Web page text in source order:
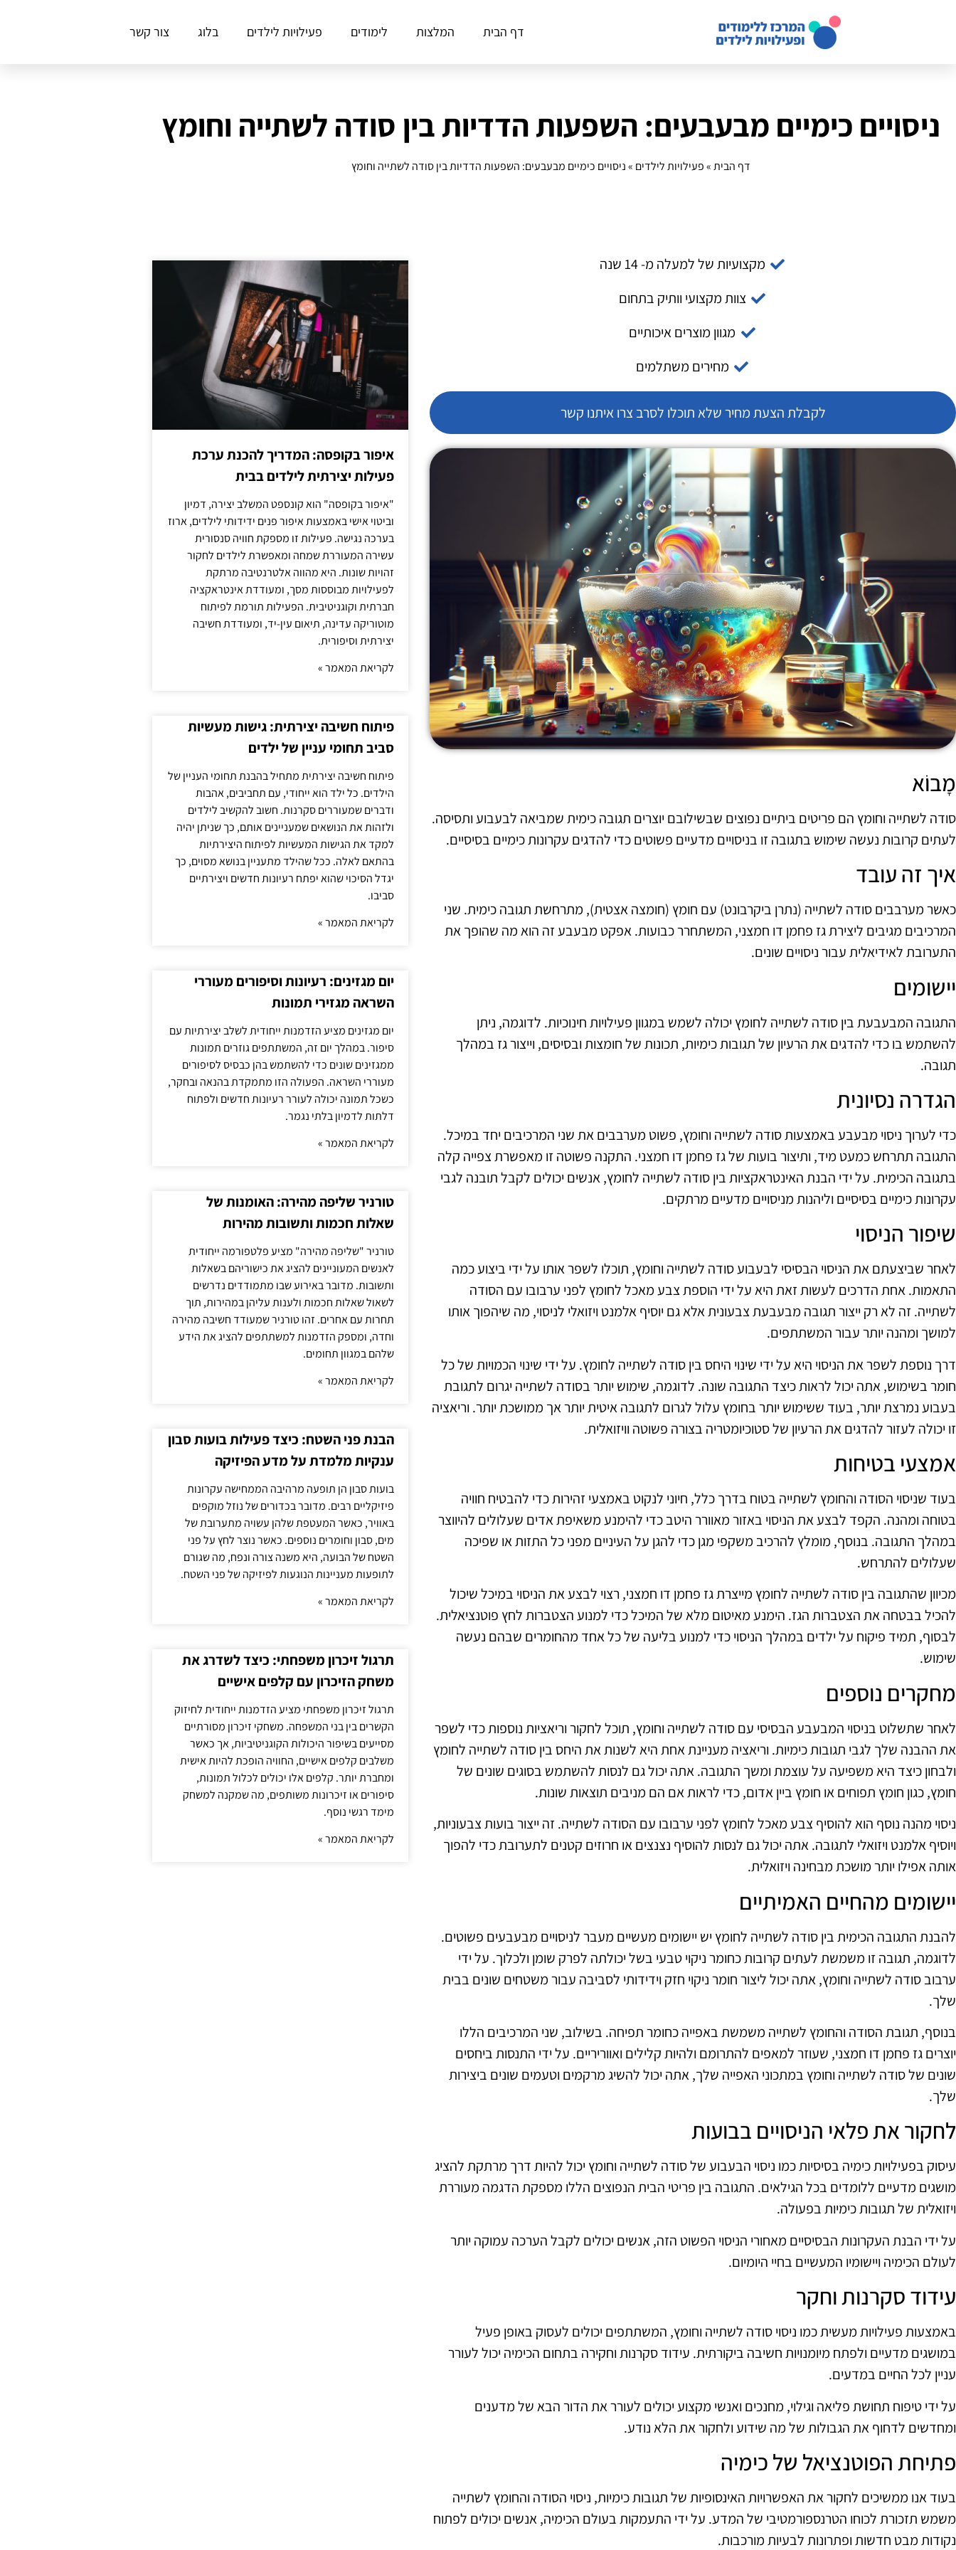
דף הבית המלצות לימודים פעילויות לילדים בלוג צור קשר
ניסויים כימיים מבעבעים: השפעות הדדיות בין סודה לשתייה וחומץ
דף הבית»פעילויות לילדים »ניסויים כימיים מבעבעים: השפעות הדדיות בין סודה לשתייה וחומץ
מקצועיות של למעלה מ- 14 שנה
צוות מקצועי וותיק בתחום
מגוון מוצרים איכותיים
מחירים משתלמים
לקבלת הצעת מחיר שלא תוכלו לסרב צרו איתנו קשר
מָבוֹא
סודה לשתייה וחומץ הם פריטים ביתיים נפוצים שבשילובם יוצרים תגובה כימית שמביאה לבעבוע ותסיסה.
לעתים קרובות נעשה שימוש בתגובה זו בניסויים מדעיים פשוטים כדי להדגים עקרונות כימיים בסיסיים.
איך זה עובד
כאשר מערבבים סודה לשתייה (נתרן ביקרבונט) עם חומץ (חומצה אצטית), מתרחשת תגובה כימית. שני
המרכיבים מגיבים ליצירת גז פחמן דו חמצני, המשתחרר כבועות. אפקט מבעבע זה הוא מה שהופך את
התערובת לאידיאלית עבור ניסויים שונים.
יישומים
התגובה המבעבעת בין סודה לשתייה לחומץ יכולה לשמש במגוון פעילויות חינוכיות. לדוגמה, ניתן
להשתמש בו כדי להדגים את הרעיון של תגובות כימיות, תכונות של חומצות ובסיסים, וייצור גז במהלך
תגובה.
הגדרה נסיונית
כדי לערוך ניסוי מבעבע באמצעות סודה לשתייה וחומץ, פשוט מערבבים את שני המרכיבים יחד במיכל.
התגובה תתרחש כמעט מיד, ותיצור בועות של גז פחמן דו חמצני. התקנה פשוטה זו מאפשרת צפייה קלה
בתגובה הכימית. על ידי הבנת האינטראקציות בין סודה לשתייה לחומץ, אנשים יכולים לקבל תובנה לגבי
עקרונות כימיים בסיסיים וליהנות מניסויים מדעיים מרתקים.
שיפור הניסוי
לאחר שביצעתם את הניסוי הבסיסי לבעבוע סודה לשתייה וחומץ, תוכלו לשפר אותו על ידי ביצוע כמה
התאמות. אחת הדרכים לעשות זאת היא על ידי הוספת צבע מאכל לחומץ לפני ערבובו עם הסודה
לשתייה. זה לא רק ייצור תגובה מבעבעת צבעונית אלא גם יוסיף אלמנט ויזואלי לניסוי, מה שיהפוך אותו
למושך ומהנה יותר עבור המשתתפים.
דרך נוספת לשפר את הניסוי היא על ידי שינוי היחס בין סודה לשתייה לחומץ. על ידי שינוי הכמויות של כל
חומר בשימוש, אתה יכול לראות כיצד התגובה שונה. לדוגמה, שימוש יותר בסודה לשתייה יגרום לתגובת
בעבוע נמרצת יותר, בעוד ששימוש יותר בחומץ עלול לגרום לתגובה איטית יותר אך ממושכת יותר. וריאציה
זו יכולה לעזור להדגים את הרעיון של סטוכיומטריה בצורה פשוטה וויזואלית.
אמצעי בטיחות
בעוד שניסוי הסודה והחומץ לשתייה בטוח בדרך כלל, חיוני לנקוט באמצעי זהירות כדי להבטיח חוויה
בטוחה ומהנה. הקפד לבצע את הניסוי באזור מאוורר היטב כדי להימנע משאיפת אדים שעלולים להיווצר
במהלך התגובה. בנוסף, מומלץ להרכיב משקפי מגן כדי להגן על העיניים מפני כל התזות או שפיכה
שעלולים להתרחש.
מכיוון שהתגובה בין סודה לשתייה לחומץ מייצרת גז פחמן דו חמצני, רצוי לבצע את הניסוי במיכל שיכול
להכיל בבטחה את הצטברות הגז. הימנע מאיטום מלא של המיכל כדי למנוע הצטברות לחץ פוטנציאלית.
לבסוף, תמיד פיקוח על ילדים במהלך הניסוי כדי למנוע בליעה של כל אחד מהחומרים שבהם נעשה
שימוש.
מחקרים נוספים
לאחר שתשלוט בניסוי המבעבע הבסיסי עם סודה לשתייה וחומץ, תוכל לחקור וריאציות נוספות כדי לשפר
את ההבנה שלך לגבי תגובות כימיות. וריאציה מעניינת אחת היא לשנות את היחס בין סודה לשתייה לחומץ
ולבחון כיצד היא משפיעה על עוצמת ומשך התגובה. אתה יכול גם לנסות להשתמש בסוגים שונים של
חומץ, כגון חומץ תפוחים או חומץ ביין אדום, כדי לראות אם הם מניבים תוצאות שונות.
ניסוי מהנה נוסף הוא להוסיף צבע מאכל לחומץ לפני ערבובו עם הסודה לשתייה. זה ייצור בועות צבעוניות,
ויוסיף אלמנט ויזואלי לתגובה. אתה יכול גם לנסות להוסיף נצנצים או חרוזים קטנים לתערובת כדי להפוך
אותה אפילו יותר מושכת מבחינה ויזואלית.
יישומים מהחיים האמיתיים
להבנת התגובה הכימית בין סודה לשתייה לחומץ יש יישומים מעשיים מעבר לניסויים מבעבעים פשוטים.
לדוגמה, תגובה זו משמשת לעתים קרובות כחומר ניקוי טבעי בשל יכולתה לפרק שומן ולכלוך. על ידי
ערבוב סודה לשתייה וחומץ, אתה יכול ליצור חומר ניקוי חזק וידידותי לסביבה עבור משטחים שונים בבית
שלך.
בנוסף, תגובת הסודה והחומץ לשתייה משמשת באפייה כחומר תפיחה. בשילוב, שני המרכיבים הללו
יוצרים גז פחמן דו חמצני, שעוזר למאפים להתרומם ולהיות קלילים ואווריריים. על ידי התנסות ביחסים
שונים של סודה לשתייה וחומץ במתכוני האפייה שלך, אתה יכול להשיג מרקמים וטעמים שונים ביצירות
שלך.
לחקור את פלאי הניסויים בבועות
עיסוק בפעילויות כימיה בסיסיות כמו ניסוי הבעבוע של סודה לשתייה וחומץ יכול להיות דרך מרתקת להציג
מושגים מדעיים ללומדים בכל הגילאים. התגובה בין פריטי הבית הנפוצים הללו מספקת הדגמה מעוררת
ויזואלית של תגובות כימיות בפעולה.
על ידי הבנת העקרונות הבסיסיים מאחורי הניסוי הפשוט הזה, אנשים יכולים לקבל הערכה עמוקה יותר
לעולם הכימיה ויישומיו המעשיים בחיי היומיום.
עידוד סקרנות וחקר
באמצעות פעילויות מעשית כמו ניסוי סודה לשתייה וחומץ, המשתתפים יכולים לעסוק באופן פעיל
במושגים מדעיים ולפתח מיומנויות חשיבה ביקורתית. עידוד סקרנות וחקירה בתחום הכימיה יכול לעורר
עניין לכל החיים במדעים.
על ידי טיפוח תחושת פליאה וגילוי, מחנכים ואנשי מקצוע יכולים לעורר את הדור הבא של מדענים
ומחדשים לדחוף את הגבולות של מה שידוע ולחקור את הלא נודע.
פתיחת הפוטנציאל של כימיה
בעוד אנו ממשיכים לחקור את האפשרויות האינסופיות של תגובות כימיות, ניסוי הסודה והחומץ לשתייה
משמש תזכורת לכוחו הטרנספורמטיבי של המדע. על ידי התעמקות בעולם הכימיה, אנשים יכולים לפתוח
נקודות מבט חדשות ופתרונות לבעיות מורכבות.
איפור בקופסה: המדריך להכנת ערכת
פעילות יצירתית לילדים בבית
"איפור בקופסה" הוא קונספט המשלב יצירה, דמיון
וביטוי אישי באמצעות איפור פנים ידידותי לילדים, ארוז
בערכה נגישה. פעילות זו מספקת חוויה סנסורית
עשירה המעוררת שמחה ומאפשרת לילדים לחקור
זהויות שונות. היא מהווה אלטרנטיבה מרתקת
לפעילויות מבוססות מסך, ומעודדת אינטראקציה
חברתית וקוגניטיבית. הפעילות תורמת לפיתוח
מוטוריקה עדינה, תיאום עין-יד, ומעודדת חשיבה
יצירתית וסיפורית.
לקריאת המאמר »
פיתוח חשיבה יצירתית: גישות מעשיות
סביב תחומי עניין של ילדים
פיתוח חשיבה יצירתית מתחיל בהבנת תחומי העניין של
הילדים. כל ילד הוא ייחודי, עם תחביבים, אהבות
ודברים שמעוררים סקרנות. חשוב להקשיב לילדים
ולזהות את הנושאים שמעניינים אותם, כך שניתן יהיה
למקד את הגישות המעשיות לפיתוח היצירתיות
בהתאם לאלה. ככל שהילד מתעניין בנושא מסוים, כך
יגדל הסיכוי שהוא יפתח רעיונות חדשים ויצירתיים
סביבו.
לקריאת המאמר »
יום מגזינים: רעיונות וסיפורים מעוררי
השראה מגזירי תמונות
יום מגזינים מציע הזדמנות ייחודית לשלב יצירתיות עם
סיפור. במהלך יום זה, המשתתפים גוזרים תמונות
ממגזינים שונים כדי להשתמש בהן כבסיס לסיפורים
מעוררי השראה. הפעולה הזו מתמקדת בהנאה ובחקר,
כשכל תמונה יכולה לעורר רעיונות חדשים ולפתוח
דלתות לדמיון בלתי נגמר.
לקריאת המאמר »
טורניר שליפה מהירה: האומנות של
שאלות חכמות ותשובות מהירות
טורניר "שליפה מהירה" מציע פלטפורמה ייחודית
לאנשים המעוניינים להציג את כישוריהם בשאלות
ותשובות. מדובר באירוע שבו מתמודדים נדרשים
לשאול שאלות חכמות ולענות עליהן במהירות, תוך
תחרות עם אחרים. זהו טורניר שמעודד חשיבה מהירה
וחדה, ומספק הזדמנות למשתתפים להציג את הידע
שלהם במגוון תחומים.
לקריאת המאמר »
הבנת פני השטח: כיצד פעילות בועות סבון
ענקיות מלמדת על מדע הפיזיקה
בועות סבון הן תופעה מרהיבה הממחישה עקרונות
פיזיקליים רבים. מדובר בכדורים של נוזל מוקפים
באוויר, כאשר המעטפת שלהן עשויה מתערובת של
מים, סבון וחומרים נוספים. כאשר נוצר לחץ על פני
השטח של הבועה, היא משנה צורה ונפח, מה שגורם
לתופעות מעניינות הנוגעות לפיזיקה של פני השטח.
לקריאת המאמר »
תרגול זיכרון משפחתי: כיצד לשדרג את
משחק הזיכרון עם קלפים אישיים
תרגול זיכרון משפחתי מציע הזדמנות ייחודית לחיזוק
הקשרים בין בני המשפחה. משחקי זיכרון מסורתיים
מסייעים בשיפור היכולות הקוגניטיביות, אך כאשר
משלבים קלפים אישיים, החוויה הופכת להיות אישית
ומחברת יותר. קלפים אלו יכולים לכלול תמונות,
סיפורים או זיכרונות משותפים, מה שמקנה למשחק
מימד רגשי נוסף.
לקריאת המאמר »